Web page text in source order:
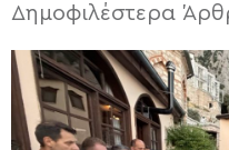
Δημοφιλέστερα